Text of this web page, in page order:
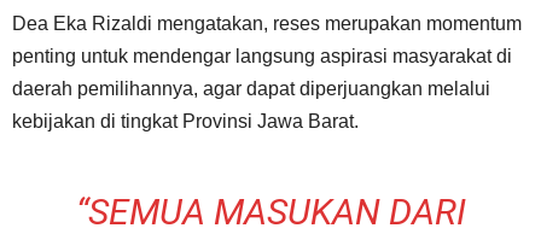
Dea Eka Rizaldi mengatakan, reses merupakan momentum
penting untuk mendengar langsung aspirasi masyarakat di
daerah pemilihannya, agar dapat diperjuangkan melalui
kebijakan di tingkat Provinsi Jawa Barat.
“SEMUA MASUKAN DARI